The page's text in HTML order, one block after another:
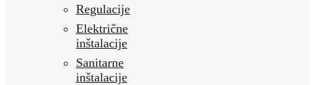
Regulacije
Električne
inštalacije
Sanitarne
inštalacije